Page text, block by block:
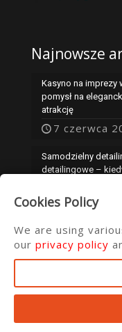
Najnowsze
Kasyno na
pomysł na
atrakcję
7 czerwca
Samodzielny
detailingowe –
25 maja 2026
©
Cookies Policy
We are using
our privacy policy